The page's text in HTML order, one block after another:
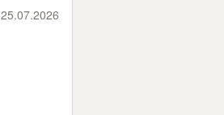
25.07.2026